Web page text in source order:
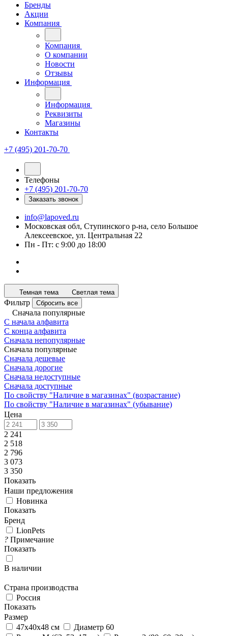
Бренды
Акции
Компания
Компания
О компании
Новости
Отзывы
Информация
Информация
Реквизиты
Магазины
Контакты
+7 (495) 201-70-70
Телефоны
+7 (495) 201-70-70
Заказать звонок
info@lapoved.ru
Московская обл, Ступинского р-на, село Большое
Алексеевское, ул. Центральная 22
Пн - Пт: с 9:00 до 18:00
Темная тема Светлая тема
Фильтр Сбросить все
Сначала популярные
С начала алфавита
С конца алфавита
Сначала непопулярные
Сначала популярные
Сначала дешевые
Сначала дорогие
Сначала недоступные
Сначала доступные
По свойству "Наличие в магазинах" (возрастание)
По свойству "Наличие в магазинах" (убывание)
Цена
2 241
2 518
2 796
3 073
3 350
Показать
Наши предложения
Новинка
Показать
Бренд
LionPets
? Примечание
Показать
В наличии
Страна производства
Россия
Показать
Размер
47х40х48 см
Диаметр 60